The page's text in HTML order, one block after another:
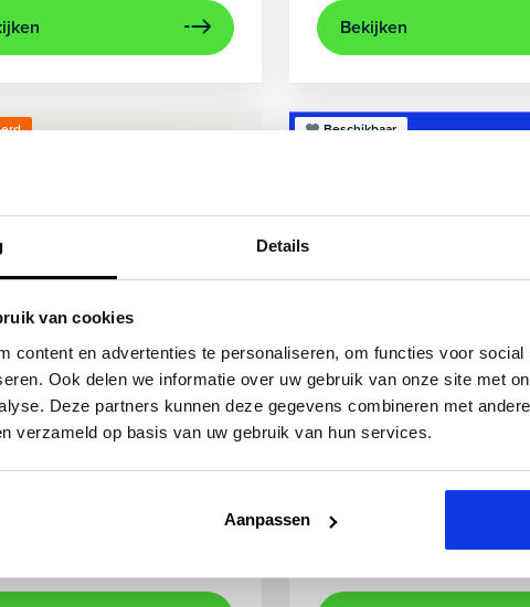
Details
van cookies
content en advertenties te personaliseren, om functies voor social
Ook delen we informatie over uw gebruik van onze site met
Deze partners kunnen deze gegevens combineren met
verzameld op basis van uw gebruik van hun services.
Aanpassen
Bekijken
A3
40 TFSIe Advanced
lichtmetalen
Beschikbaar
Audi A3
Sportback 40 TFSIe Plug-In
achteruitrijcamera
Kopen